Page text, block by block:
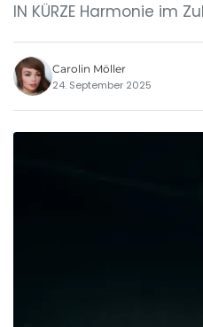
IN KÜRZE Harmonie
Carolin Möller
24. September 2025